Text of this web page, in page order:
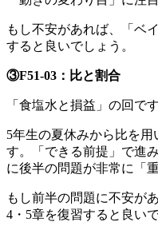
もし不安があれば、「ベ
すると良いでしょう。
③F51-03：比と割合
「食塩水と損益」の回です
5年生の夏休みから比を
す。「できる前提」で進
に後半の問題が非常に「
もし前半の問題に不安が
4・5章を復習すると良いで